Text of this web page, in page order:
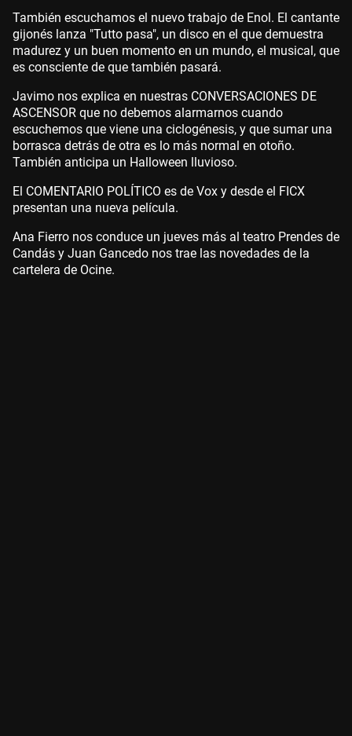
También escuchamos el nuevo trabajo de Enol. El cantante
gijonés lanza "Tutto pasa", un disco en el que demuestra
madurez y un buen momento en un mundo, el musical, que
es consciente de que también pasará.
Javimo nos explica en nuestras CONVERSACIONES DE
ASCENSOR que no debemos alarmarnos cuando
escuchemos que viene una ciclogénesis, y que sumar una
borrasca detrás de otra es lo más normal en otoño.
También anticipa un Halloween lluvioso.
El COMENTARIO POLÍTICO es de Vox y desde el FICX
presentan una nueva película.
Ana Fierro nos conduce un jueves más al teatro Prendes de
Candás y Juan Gancedo nos trae las novedades de la
cartelera de Ocine.